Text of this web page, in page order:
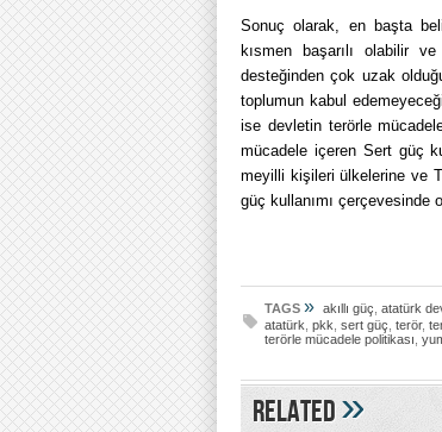
Sonuç olarak, en başta
kısmen başarılı olabilir
desteğinden çok uzak
toplumun kabul
ise devletin terörle
mücadele içeren Sert güç
meyilli kişileri ülkelerine ve
güç kullanımı çerçevesinde
TAGS » akıllı güç atatürk
atatürk pkk sert güç terör,
terörle mücadele politikası
Related»